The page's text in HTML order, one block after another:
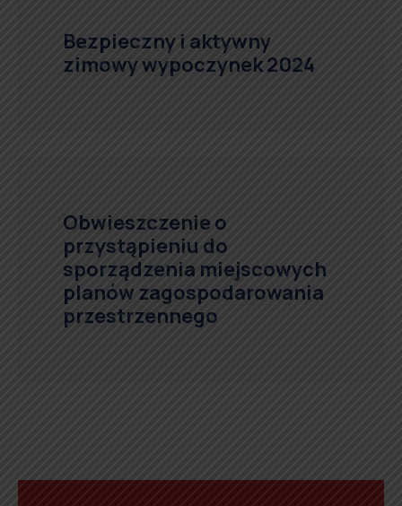
Bezpieczny i aktywny
zimowy wypoczynek 2024
Obwieszczenie o
przystąpieniu do
sporządzenia miejscowych
planów zagospodarowania
przestrzennego